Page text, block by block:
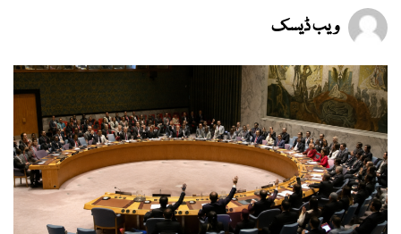
ویب ڈیسک